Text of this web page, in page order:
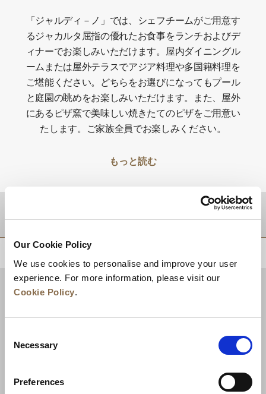
Our Cookie Policy
We use cookies to personalise and improve your user
experience. For more information, please visit our
Cookie Policy.
Selection
Necessary
Preferences
「ジャルディ－ノ」では、シェフチームがご用意す
るジャカルタ屈指の優れたお食事をランチおよびデ
ィナーでお楽しみいただけます。屋内ダイニングル
ームまたは屋外テラスでアジア料理や多国籍料理を
ご堪能ください。どちらをお選びになってもプール
と庭園の眺めをお楽しみいただけます。また、屋外
にあるピザ窯で美味しい焼きたてのピザをご用意い
たします。ご家族全員でお楽しみください。
もっと読む